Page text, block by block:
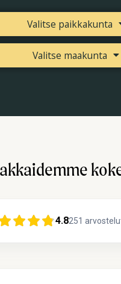
Valitse paikkakunta
Valitse maakunta
4.8251